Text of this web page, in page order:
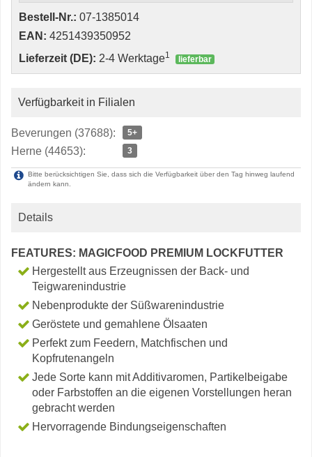
Bestell-Nr.: 07-1385014
EAN: 4251439350952
Lieferzeit (DE): 2-4 Werktage1 lieferbar
Verfügbarkeit in Filialen
Beverungen (37688): 5+
Herne (44653): 3
Bitte berücksichtigen Sie, dass sich die Verfügbarkeit über den Tag hinweg laufend
ändern kann.
Details
FEATURES: MAGICFOOD PREMIUM LOCKFUTTER
Hergestellt aus Erzeugnissen der Back- und
Teigwarenindustrie
Nebenprodukte der Süßwarenindustrie
Geröstete und gemahlene Ölsaaten
Perfekt zum Feedern, Matchfischen und
Kopfrutenangeln
Jede Sorte kann mit Additivaromen, Partikelbeigabe
oder Farbstoffen an die eigenen Vorstellungen heran
gebracht werden
Hervorragende Bindungseigenschaften